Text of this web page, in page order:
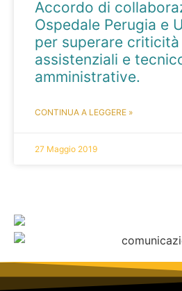
Accordo di
Ospedale Perugia e
per superare
assistenziali e
amministrative.
CONTINUA A LEGGERE »
27 Maggio 2019